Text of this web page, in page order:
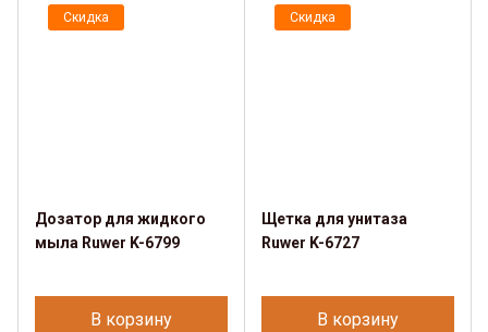
Скидка
Дозатор для жидкого
мыла Ruwer K-6799
В корзину
Скидка
Щетка для унитаза
Ruwer K-6727
В корзину